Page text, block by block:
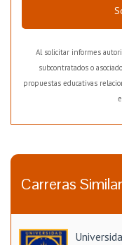
Al solicitar informes
subcontratados o
propuestas educativas
Carreras